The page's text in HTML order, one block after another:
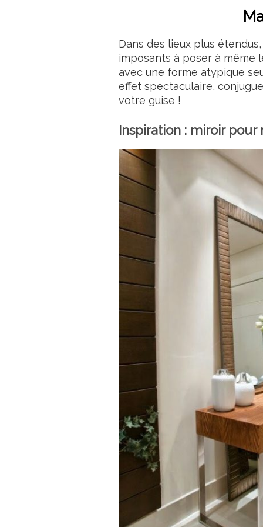
Dans des lieux plus
imposants à poser à même
avec une forme atypique
effet spectaculaire,
votre guise !
Inspiration : miroir